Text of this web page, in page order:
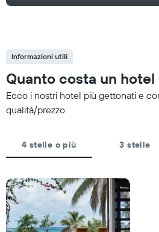
Informazioni utili
Quanto costa un hotel
Ecco i nostri hotel più gettonati e
qualità/prezzo
4 stelle o più 3 stelle